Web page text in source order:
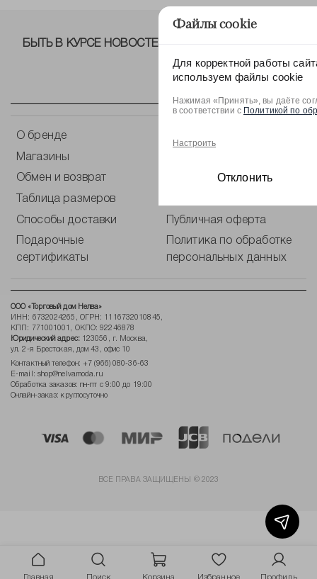
О бренде
Магазины
Обмен и возврат Уход за одеждой
Таблица размеров
Способы доставки Публичная оферта
Подарочные
сертификаты
Политика по обработке
персональных данных
ООО «Торговый дом Нелва»
ИНН: 6732024265, ОГРН: 1116732010845,
КПП: 771001001, ОКПО: 92246878
Юридический адрес:123056, г. Москва,
ул. 2-я Брестская, дом 43, офис 10
Контактный телефон: +7 (966) 080-36-63
E-mail: shop@nelvamoda.ru
Обработка заказов: пн-пт с 9:00 до 19:00
Онлайн-заказ: круглосуточно
БЫТЬ В КУРСЕ НОВОСТЕЙ ОТ NELVA!
ВСЕ ПРАВА ЗАЩИЩЕНЫ © 2023
Главная Поиск Корзина Избранное Профиль
Файлы cookie
Для корректной работы
используем файлы cookie
Нажимая «Принять», вы даёте
в соответствии с Политикой по
Настроить
Отклонить